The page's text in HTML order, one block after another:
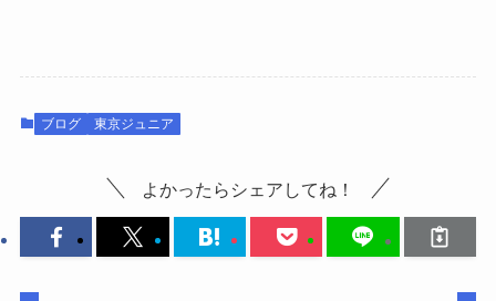
ブログ 東京ジュニア
よかったらシェアしてね！